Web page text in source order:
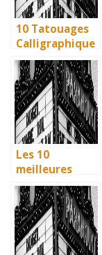
10 Tatouages
Calligraphique
s : Citations et
Phrases
Uniques pour
immortaliser
vos amitiés
Les 10
meilleures
villes d’Italie à
visiter en 2025
: Ravenne, la
ville aux huit
monuments